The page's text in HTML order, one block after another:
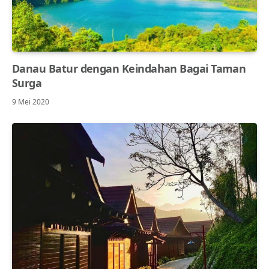
Danau Batur dengan Keindahan Bagai Taman
Surga
9 Mei 2020